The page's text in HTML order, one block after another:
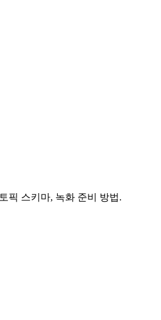
픽 스키마, 녹화 준비 방법.